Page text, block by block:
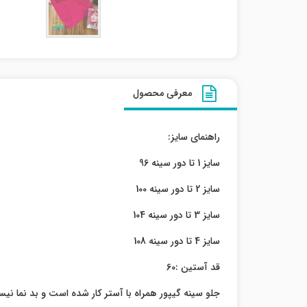
معرفی محصول
راهنمای سایز:
سایز 1 تا دور سینه 96
سایز 2 تا دور سینه 100
سایز 3 تا دور سینه 104
سایز 4 تا دور سینه 108
قد آستین :60
جلو سینه گیپور همراه با آستر کار شده است و بد نما